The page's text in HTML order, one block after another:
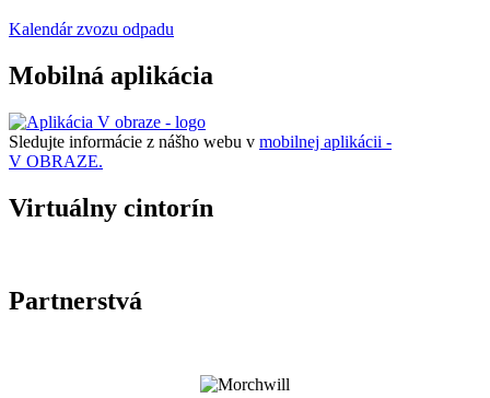
Kalendár zvozu odpadu
Mobilná aplikácia
Sledujte informácie z nášho webu v mobilnej aplikácii -
V OBRAZE.
Virtuálny cintorín
Partnerstvá